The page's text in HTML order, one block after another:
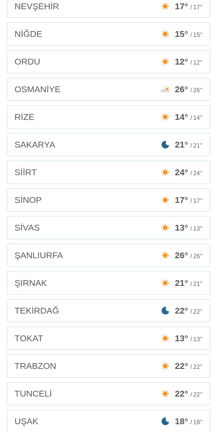
NEVŞEHİR 17° / 17°
NİĞDE 15° / 15°
ORDU 12° / 12°
OSMANİYE 26° / 26°
RİZE 14° / 14°
SAKARYA 21° / 21°
SİİRT 24° / 24°
SİNOP 17° / 17°
SİVAS 13° / 13°
ŞANLIURFA 26° / 26°
ŞIRNAK 21° / 21°
TEKİRDAĞ 22° / 22°
TOKAT 13° / 13°
TRABZON 22° / 22°
TUNCELİ 22° / 22°
UŞAK 18° / 18°